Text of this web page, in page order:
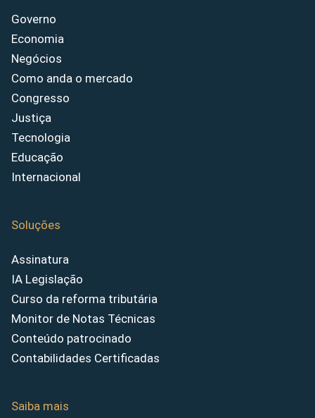
Governo
Economia
Negócios
Como anda o mercado
Congresso
Justiça
Tecnologia
Educação
Internacional
Soluções
Assinatura
IA Legislação
Curso da reforma tributária
Monitor de Notas Técnicas
Conteúdo patrocinado
Contabilidades Certificadas
Saiba mais